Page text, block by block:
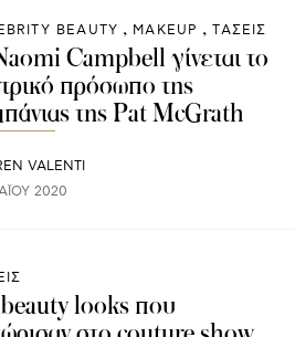
BEAUTY ΜAKEUP ΤΑΣΕΙΣ
Campbell γίνεται το
πρόσωπο της
της Pat McGrath
VALENTI
2020
looks που